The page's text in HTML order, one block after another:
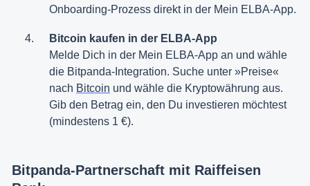
Onboarding-Prozess direkt in der Mein ELBA-App.
Bitcoin kaufen in der ELBA-App
Melde Dich in der Mein ELBA-App an und wähle
die Bitpanda-Integration. Suche unter »Preise«
nach Bitcoin und wähle die Kryptowährung aus.
Gib den Betrag ein, den Du investieren möchtest
(mindestens 1 €).
Bitpanda-Partnerschaft mit Raiffeisen